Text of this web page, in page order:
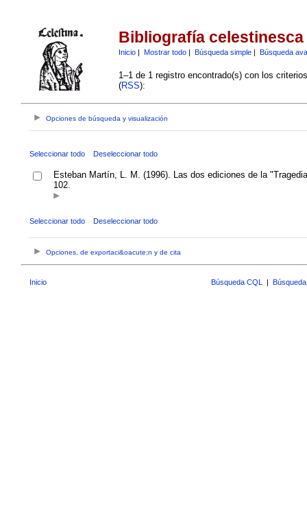
Bibliografía celestinesca
Inicio| Mostrar todo| Búsqueda simple| Búsqueda
1–1 de 1 registro encontrado(s) con los
(RSS):
Opciones de búsqueda y visualización
Seleccionar todo Deseleccionar todo
Esteban Martín, L. M. (1996). Las dos ediciones de la
102.
Seleccionar todo Deseleccionar todo
Opciones, de exportaci&oacute;n y de cita
Inicio Búsqueda CQL |